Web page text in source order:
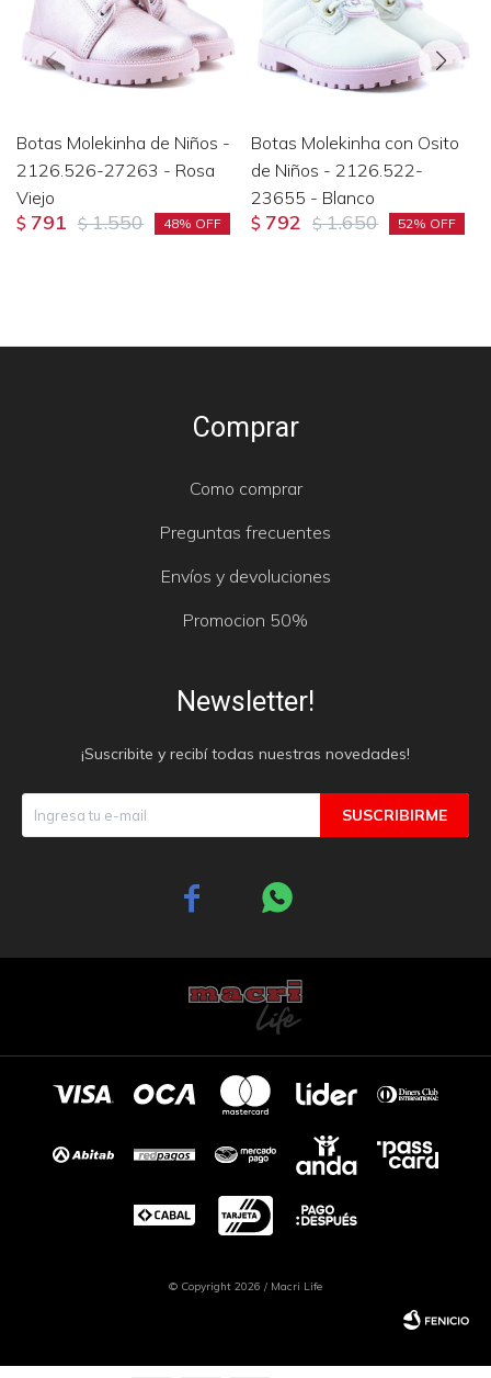
Botas Molekinha de Niños -
2126.526-27263 - Rosa
Viejo
$ 791 $ 1.550 48
Botas Molekinha con Osito
de Niños - 2126.522-
23655 - Blanco
$ 792 $ 1.650 52
Comprar
Como comprar
Preguntas frecuentes
Envíos y devoluciones
Promocion 50%
Newsletter!
¡Suscribite y recibí todas nuestras novedades!
SUSCRIBIRME
 
© Copyright 2026 / Macri Life